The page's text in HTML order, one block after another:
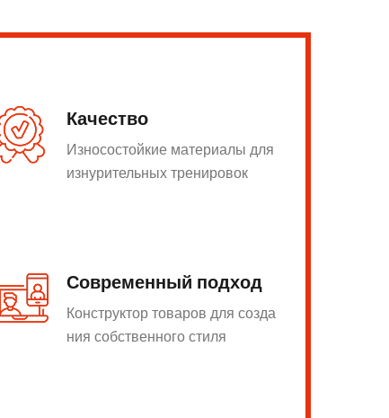
Качество
Износостойкие материалы для
изнурительных тренировок
Современный подход
Конструктор товаров для созда
ния собственного стиля